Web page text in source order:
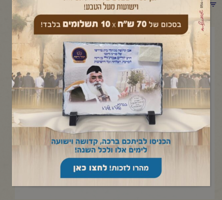
תפריט קטגוריות
הרב יורם אברג'ל – – הנשמה של
העולם -ו' אדר תשפ"ו
פברואר 23, 2026
Click to accept marketing cookies and
enable this content